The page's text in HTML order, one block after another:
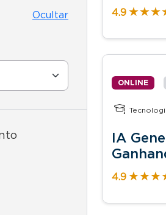
Ocultar 4.9
ONLINE
IA
4.9